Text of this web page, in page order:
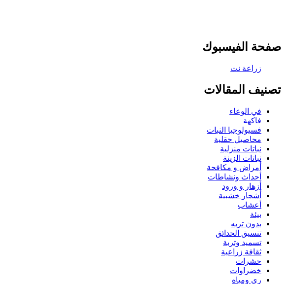
صفحة الفيسبوك
تصنيف المقالات
في الوعاء
فاكهة
فسيولوجيا النبات
محاصيل حقلية
نباتات منزلية
نباتات الزينة
أمراض و مكافحة
أحداث ونشاطات
أزهار و ورود
أشجار خشبية
أعشاب
بيئة
بدون تربه
تنسيق الحدائق
تسميد وتربة
ثقافة زراعية
حشرات
خضراوات
ري ومياه